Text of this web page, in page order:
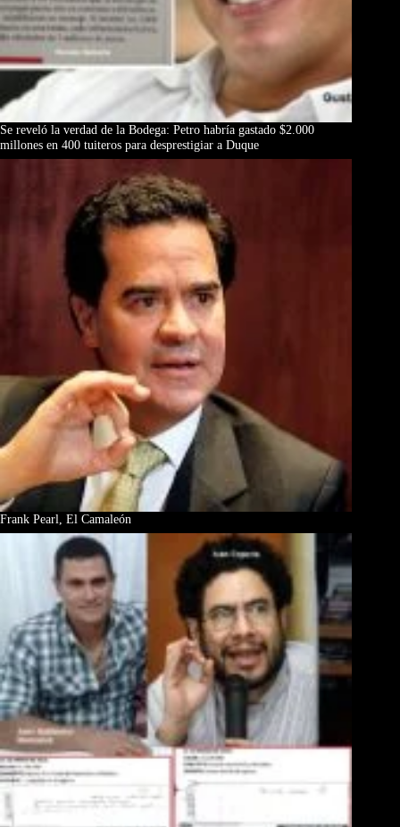
Se reveló la verdad de la Bodega: Petro habría gastado $2.000
millones en 400 tuiteros para desprestigiar a Duque
Frank Pearl, El Camaleón